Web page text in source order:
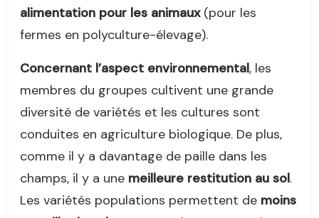
alimentation pour les animaux(pour les
fermes en polyculture-élevage).
Concernant l’aspect environnemental, les
membres du groupes cultivent une grande
diversité de variétés et les cultures sont
conduites en agriculture biologique. De plus,
comme il y a davantage de paille dans les
champs, il y a une meilleure restitution au sol.
Les variétés populations permettent de moins